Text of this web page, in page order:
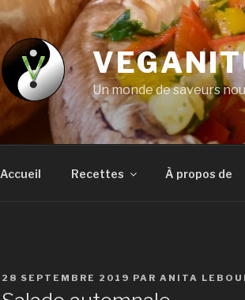
Un monde de saveurs
Accueil Recettes À propos de
PUBLIÉ
28 SEPTEMBRE 2019 PAR ANITA